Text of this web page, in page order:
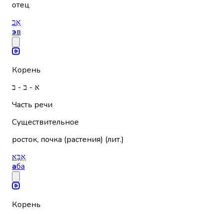
отец
אֵב
эв
Корень
א - ב - ב
Часть речи
Существительное
росток, почка (растения) (лит.)
אַבָּא
аба
Корень